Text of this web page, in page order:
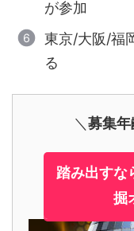
が参加
東京/大阪/福
る
＼ 募集年
踏み出すな
掘